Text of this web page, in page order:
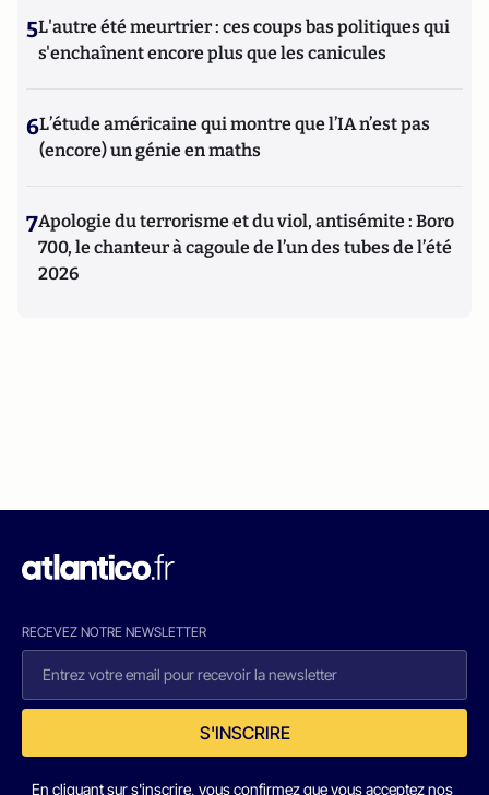
5L'autre été meurtrier : ces coups bas politiques qui
s'enchaînent encore plus que les canicules
6L’étude américaine qui montre que l’IA n’est pas
(encore) un génie en maths
7Apologie du terrorisme et du viol, antisémite : Boro
700, le chanteur à cagoule de l’un des tubes de l’été
2026
RECEVEZ NOTRE NEWSLETTER
S'INSCRIRE
En cliquant sur s'inscrire, vous confirmez que vous acceptez nos